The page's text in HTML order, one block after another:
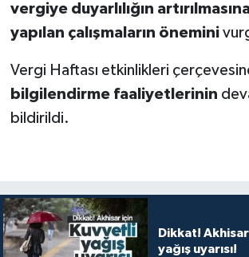
vergiye duyarlılığın
yapılan çalışmaların önemini
Vergi Haftası etkinlikleri
bilgilendirme faaliyetlerinin
bildirildi.
Dikkat!
yağış uyarısı!